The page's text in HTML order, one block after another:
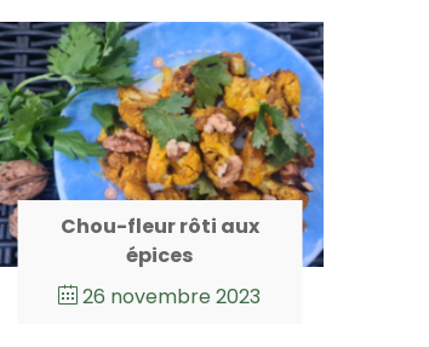
Chou-fleur rôti aux
épices
26 novembre 2023